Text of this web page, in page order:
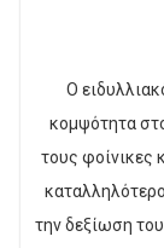
Ο
κομψότητα
τους φοίνικες
την δεξίωση